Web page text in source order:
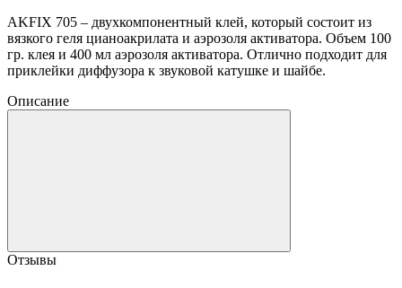
AKFIX 705 – двухкомпонентный клей, который состоит из
вязкого геля цианоакрилата и аэрозоля активатора. Объем 100
гр. клея и 400 мл аэрозоля активатора. Отлично подходит для
приклейки диффузора к звуковой катушке и шайбе.
Описание
Отзывы